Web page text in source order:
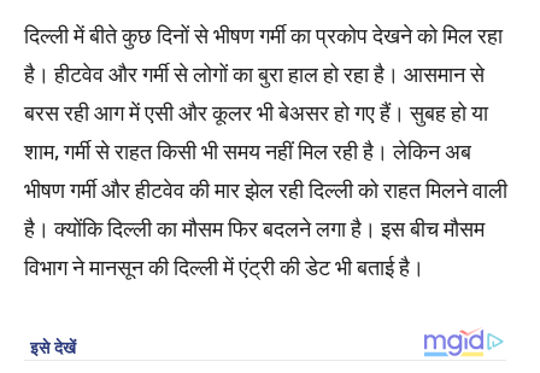
दिल्ली में बीते कुछ दिनों से भीषण गर्मी का प्रकोप देखने को मिल रहा
है। हीटवेव और गर्मी से लोगों का बुरा हाल हो रहा है। आसमान से
बरस रही आग में एसी और कूलर भी बेअसर हो गए हैं। सुबह हो या
शाम, गर्मी से राहत किसी भी समय नहीं मिल रही है। लेकिन अब
भीषण गर्मी और हीटवेव की मार झेल रही दिल्ली को राहत मिलने वाली
है। क्योंकि दिल्ली का मौसम फिर बदलने लगा है। इस बीच मौसम
विभाग ने मानसून की दिल्ली में एंट्री की डेट भी बताई है।